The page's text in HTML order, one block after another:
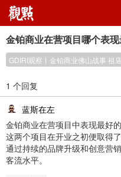
金铂商业在营项目哪个表现
GDIRI观察丨金铂商业佛山战事 祖
1 个回复
蓝斯在左
金铂商业在营项目中表现最好
这两个项目在开业之初便取得
通过持续的品牌升级和创意营
客流水平。